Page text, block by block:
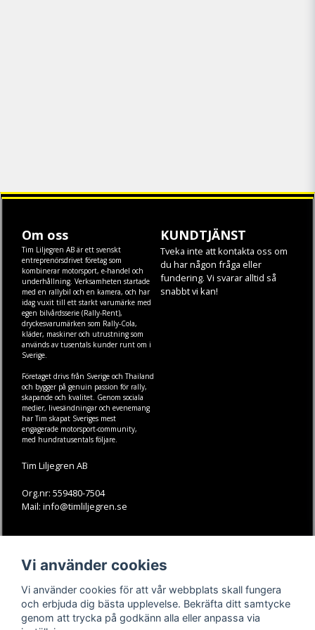
Om oss
Tim Liljegren AB är ett svenskt
entreprenörsdrivet företag som
kombinerar motorsport, e-handel och
underhållning. Verksamheten startade
med en rallybil och en kamera, och har
idag vuxit till ett starkt varumärke med
egen bilvårdsserie (Rally-Rent),
dryckesvarumärken som Rally-Cola,
kläder, maskineroch utrustning som
används av tusentals kunder runt om i
Sverige.
Företaget drivs från Sverige och Thailand
och bygger på genuin passion för rally,
skapande och kvalitet. Genom sociala
medier, livesändningar och evenemang
har Tim skapat Sveriges mest
engagerade motorsport-community,
med hundratusentals följare.
Tim Liljegren AB
Org.nr: 559480-7504
Mail: info@timliljegren.se
KUNDTJÄNST
Tveka inte att kontakta oss om
du har någon fråga eller
fundering. Vi svarar alltid så
snabbt vi kan!
Köpvillkor
Kontakt
Youtube-videos
Instagram
Youtube
TikTok
Vi använder cookies
Vi använder cookies för att vår webbplats skall fungera
och erbjuda dig bästa upplevelse. Bekräfta ditt samtycke
genom att trycka på godkänn alla eller anpassa via